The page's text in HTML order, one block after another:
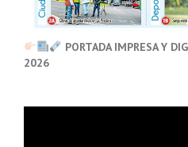
PORTADA IMPRESA Y
2026